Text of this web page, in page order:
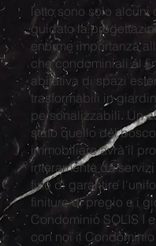
letto sono solo alcuni
guidato la
enorme importanza
che condominiali al
abitativa di spazi
trasformabili in
personalizzabili. Un
stato quello del
immobiliare avrà il
interamente da
fine di garantire
finiture di pregio e i
Condominio SOLIS I
con noi il Condominio